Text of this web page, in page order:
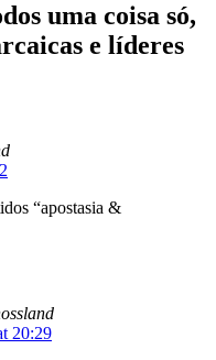
uma coisa só,
e líderes
“apostasia &
20:29